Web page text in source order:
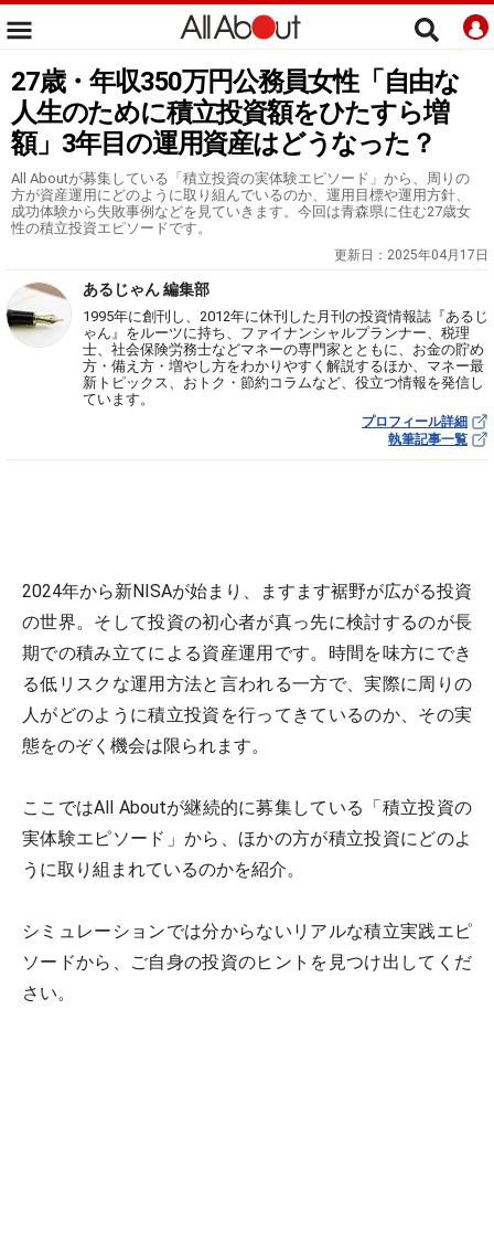
27歳・年収350万円公務員女性「自由な
人生のために積立投資額をひたすら増
額」3年目の運用資産はどうなった？
All Aboutが募集している「積立投資の実体験エピソード」から、周りの
方が資産運用にどのように取り組んでいるのか、運用目標や運用方針、
成功体験から失敗事例などを見ていきます。今回は青森県に住む27歳女
性の積立投資エピソードです。
更新日： 2025年04月17日
あるじゃん 編集部
1995年に創刊し、2012年に休刊した月刊の投資情報誌『あるじ
ゃん』をルーツに持ち、ファイナンシャルプランナー、税理
士、社会保険労務士などマネーの専門家とともに、お金の貯め
方・備え方・増やし方をわかりやすく解説するほか、マネー最
新トピックス、おトク・節約コラムなど、役立つ情報を発信し
ています。
プロフィール詳細
執筆記事一覧
2024年から新NISAが始まり、ますます裾野が広がる投資
の世界。そして投資の初心者が真っ先に検討するのが長
期での積み立てによる資産運用です。時間を味方にでき
る低リスクな運用方法と言われる一方で、実際に周りの
人がどのように積立投資を行ってきているのか、その実
態をのぞく機会は限られます。
ここではAll Aboutが継続的に募集している「積立投資の
実体験エピソード」から、ほかの方が積立投資にどのよ
うに取り組まれているのかを紹介。
シミュレーションでは分からないリアルな積立実践エピ
ソードから、ご自身の投資のヒントを見つけ出してくだ
さい。